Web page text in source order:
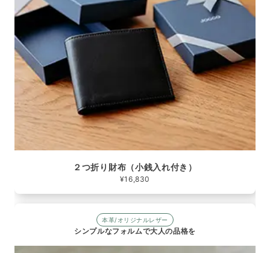
２つ折り財布（小銭入れ付き）
¥16,830
本革/オリジナルレザー
シンプルなフォルムで大人の品格を